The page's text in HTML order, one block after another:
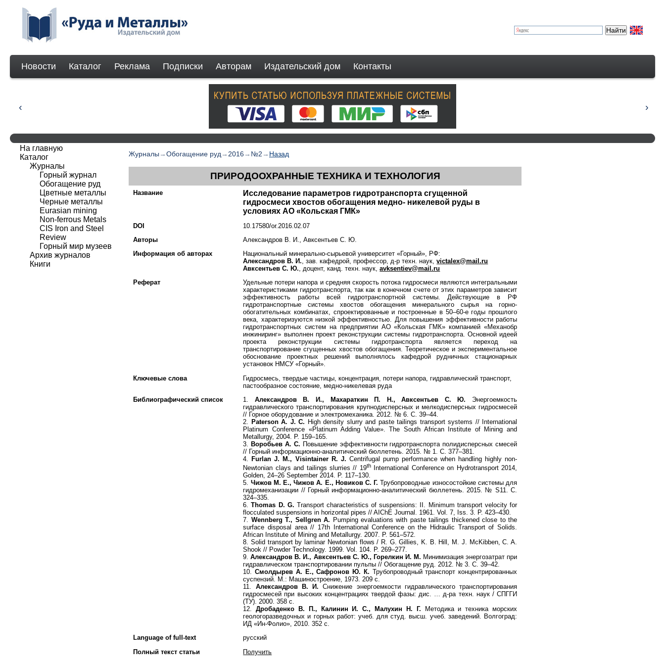
Новости Каталог Реклама Подписки Авторам Издательский дом Контакты
Журналы →Обогащение руд → 2016→ №2 → Назад
ПРИРОДООХРАННЫЕ ТЕХНИКА И ТЕХНОЛОГИЯ
Название
Исследование параметров гидротранспорта сгущенной
гидросмеси хвостов обогащения медно- никелевой руды в
условиях АО «Кольская ГМК»
DOI
10.17580/or.2016.02.07
Авторы
Александров В. И., Авксентьев С. Ю.
Информация об авторах
Национальный минерально-сырьевой университет «Горный», РФ:
Александров В. И., зав. кафедрой, профессор, д-р техн. наук,victalex@mail.ru
Авксентьев С. Ю., доцент, канд. техн. наук,avksentiev@mail.ru
Реферат
Удельные потери напора и средняя скорость потока гидросмеси являются интегральными
характеристиками гидротранспорта, так как в конечном счете от этих параметров зависит
эффективность работы всей гидротранспортной системы. Действующие в РФ
гидротранспортные системы хвостов обогащения минерального сырья на горно-
обогатительных комбинатах, спроектированные и построенные в 50–60-е годы прошлого
века, характеризуются низкой эффективностью. Для повышения эффективности работы
гидротранспортных систем на предприятии АО «Кольская ГМК» компанией «Механобр
инжиниринг» выполнен проект реконструкции системы гидротранспорта. Основной идеей
проекта реконструкции системы гидротранспорта является переход на
транспортирование сгущенных хвостов обогащения. Теоретическое и экспериментальное
обоснование проектных решений выполнялось кафедрой рудничных стационарных
установок НМСУ «Горный».
Ключевые слова
Гидросмесь, твердые частицы, концентрация, потери напора, гидравлический транспорт,
пастообразное состояние, медно-никелевая руда
Библиографический список
1. Александров В. И., Махараткин П. Н., Авксентьев С. Ю. Энергоемкость
гидравлического транспортирования крупнодисперсных и мелкодисперсных гидросмесей
// Горное оборудование и электромеханика. 2012. № 6. С. 39–44.
2. Paterson A. J. C. High density slurry and paste tailings transport systems // International
Platinum Conference «Platinum Adding Value». The South African Institute of Mining and
Metallurgy, 2004. P. 159–165.
3.Воробьев А. С. Повышение эффективности гидротранспорта полидисперсных смесей
// Горный информационно-аналитический бюллетень. 2015. № 1. С. 377–381.
4.Furlan J. M., Visintainer R. J. Centrifugal pump performance when handling highly non-
Newtonian clays and tailings slurries // 19thInternational Conference on Hydrotransport 2014,
Golden, 24–26 September 2014. P. 117–130.
5. Чижов М. Е., Чижов А. Е., Новиков С. Г. Трубопроводные износостойкие системы для
гидромеханизации // Горный информационно-аналитический бюллетень. 2015. № S11. С.
324–335.
6.Thomas D. G. Transport characteristics of suspensions: II. Minimum transport velocity for
flocculated suspensions in horizontal pipes // AIChE Journal. 1961. Vol. 7, Iss. 3. P. 423–430.
7. Wennberg T., Sellgren A. Pumping evaluations with paste tailings thickened close to the
surface disposal area // 17th International Conference on the Hidraulic Transport of Solids.
African Institute of Mining and Metallurgy. 2007. P. 561–572.
8. Solid transport by laminar Newtonian flows / R. G. Gillies, K. B. Hill, M. J. McKibben, C. A.
Shook // Powder Technology. 1999. Vol. 104. P. 269–277.
9. Александров В. И., Авксентьев С. Ю., Горелкин И. М. Минимизация энергозатрат при
гидравлическом транспортировании пульпы // Обогащение руд. 2012. № 3. С. 39–42.
10.Смолдырев А. Е., Сафронов Ю. К. Трубопроводный транспорт концентрированных
суспензий. М.: Машиностроение, 1973. 209 с.
11. Александров В. И. Снижение энергоемкости гидравлического транспортирования
гидросмесей при высоких концентрациях твердой фазы: дис. … д-ра техн. наук / СПГГИ
(ТУ). 2000. 358 с.
12.Дробаденко В. П., Калинин И. С., Малухин Н. Г. Методика и техника морских
геологоразведочных и горных работ: учеб. для студ. высш. учеб. заведений. Волгоград:
ИД «Ин-Фолио», 2010. 352 с.
Language of full-text
русский
Полный текст статьи
Получить
На главную
Каталог
Журналы
Горный журнал
Обогащение руд
Цветные металлы
Черные металлы
Eurasian mining
Non-ferrous Мetals
CIS Iron and Steel
Review
Горный мир музеев
Архив журналов
Книги